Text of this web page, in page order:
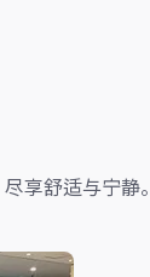
享舒适与宁静。